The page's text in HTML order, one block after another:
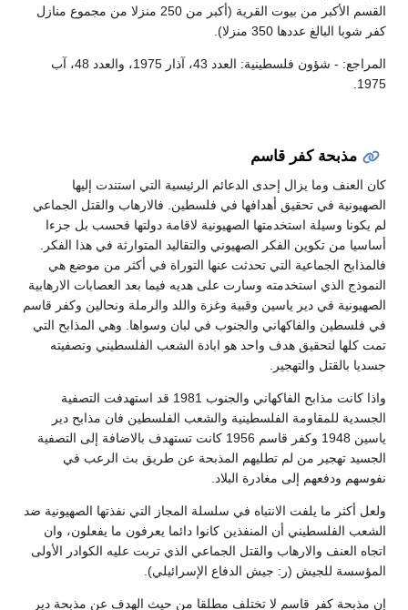
القسم الأكبر من بيوت القرية (أكبر من 250 منزلا من مجموع منازل
كفر شوبا البالغ عددها 350 منزلا).
المراجع: - شؤون فلسطينية: العدد 43، آذار 1975، والعدد 48، آب
1975.
مذبحة كفر قاسم
كان العنف وما يزال إحدى الدعائم الرئيسية التي استندت إليها
الصهيونية في تحقيق أهدافها في فلسطين. فالارهاب والقتل الجماعي
لم يكونا وسيلة استخدمتها الصهيونية لاقامة دولتها فحسب بل جزءا
أساسيا من تكوين الفكر الصهيوني والتقاليد المتوارثة في هذا الفكر.
فالمذابح الجماعية التي تحدثت عنها التوراة في أكثر من موضع هي
النموذج الذي استخدمته وسارت على هديه فيما بعد العصابات الارهابية
الصهيونية في دير ياسين وقبية وغزة واللد والرملة ونحالين وكفر قاسم
في فلسطين والفاكهاني والجنوب في لبان وسواها. وهي المذابح التي
تمت كلها لتحقيق هدف واحد هو ابادة الشعب الفلسطيني وتصفيته
جسديا بالقتل والتهجير.
واذا كانت مذابح الفاكهاني والجنوب 1981 قد استهدفت التصفية
الجسدية للمقاومة الفلسطينية والشعب الفلسطين فان مذابح دير
ياسين 1948 وكفر قاسم 1956 كانت تستهدف بالاضافة إلى التصفية
الجسيد تهجير من لم تطليهم المذبحة عن طريق بث الرعب في
نفوسهم ودفعهم إلى مغادرة البلاد.
ولعل أكثر ما يلفت الانتباه في سلسلة المجاز التي نفذتها الصهيونية ضد
الشعب الفلسطيني أن المنفذين كانوا دائما يعرفون ما يفعلون، وان
اتجاه العنف والارهاب والقتل الجماعي الذي تربت عليه الكوادر الأولى
المؤسسة للجيش (ر: جيش الدفاع الإسرائيلي).
إن مذبحة كفر قاسم لا تختلف مطلقا من حيث الهدف عن مذبحة دير